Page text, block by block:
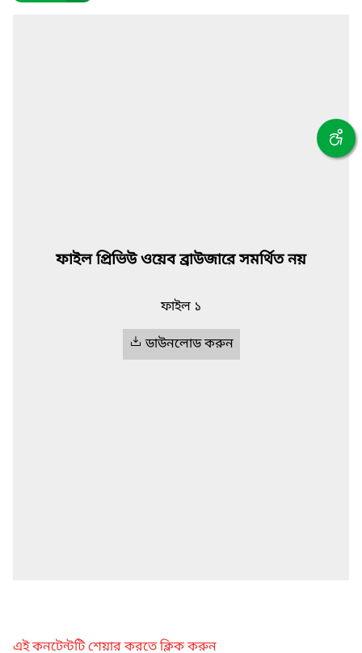
ফাইল প্রিভিউ ওয়েব ব্রাউজারে সমর্থিত নয়
ফাইল ১
ডাউনলোড করুন
এই কনটেন্টটি শেয়ার করতে ক্লিক করুন